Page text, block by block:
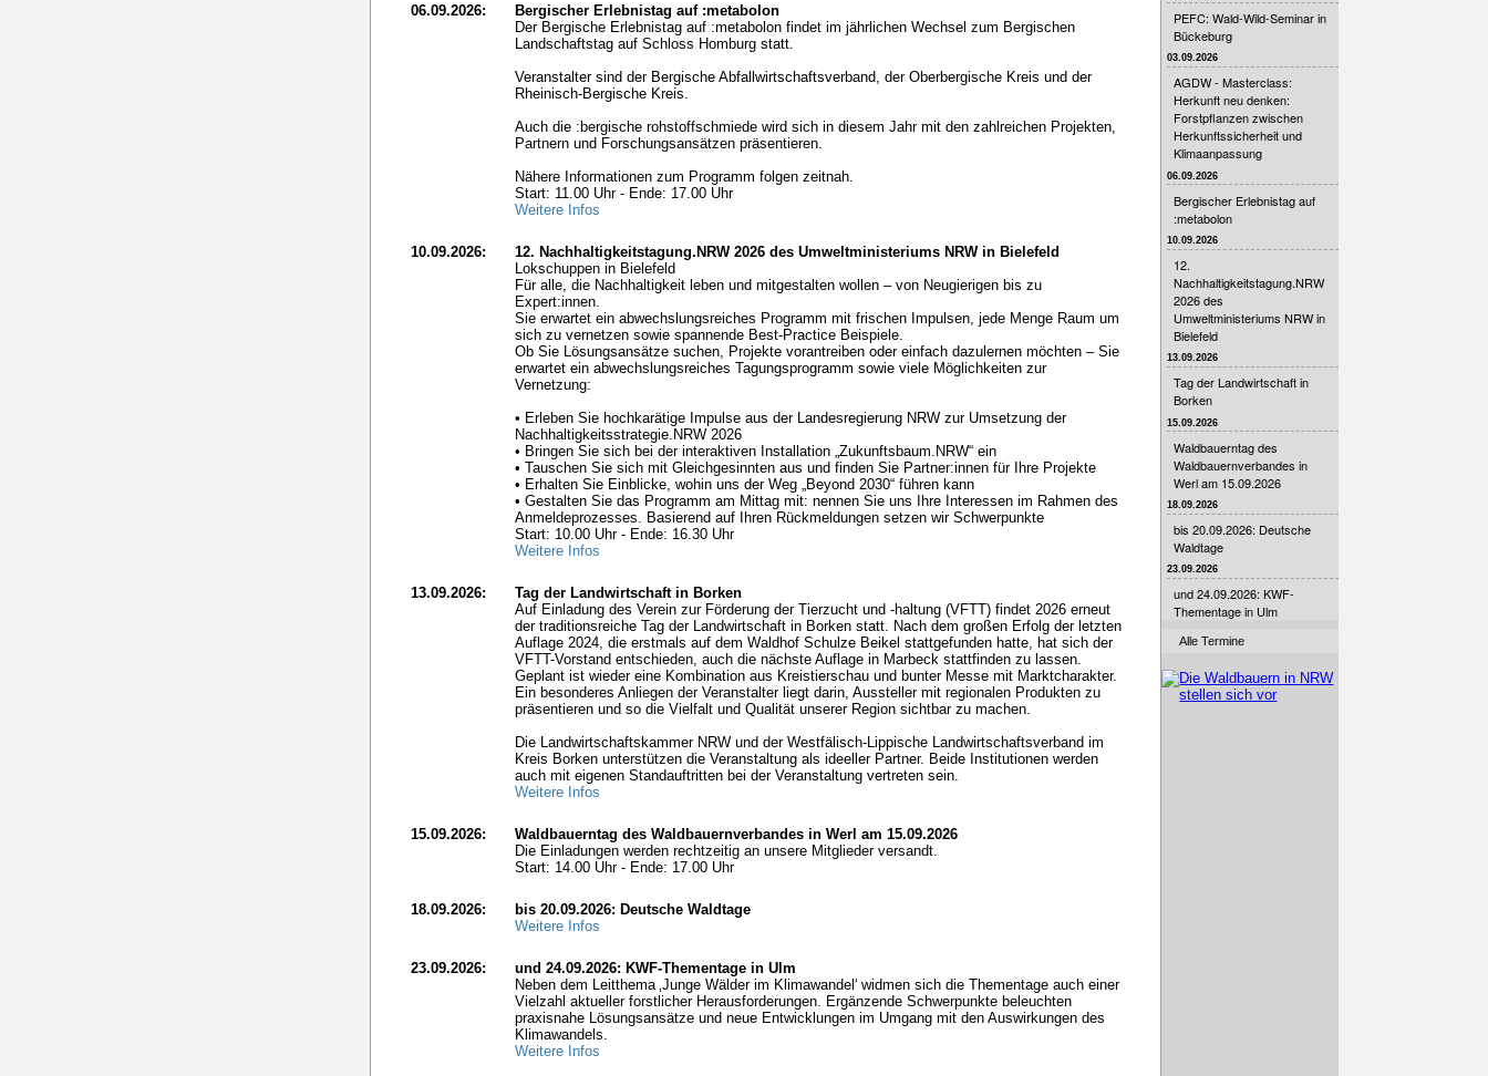
06.09.2026:
Bergischer Erlebnistag auf :metabolon
Der Bergische Erlebnistag auf :metabolon findet im jährlichen Wechsel zum Bergischen
Landschaftstag auf Schloss Homburg statt.
Veranstalter sind der Bergische Abfallwirtschaftsverband, der Oberbergische Kreis und der
Rheinisch-Bergische Kreis.
Auch die :bergische rohstoffschmiede wird sich in diesem Jahr mit den zahlreichen Projekten,
Partnern und Forschungsansätzen präsentieren.
Nähere Informationen zum Programm folgen zeitnah.
Start: 11.00 Uhr - Ende: 17.00 Uhr
Weitere Infos
10.09.2026:
12. Nachhaltigkeitstagung.NRW 2026 des Umweltministeriums NRW in Bielefeld
Lokschuppen in Bielefeld
Für alle, die Nachhaltigkeit leben und mitgestalten wollen – von Neugierigen bis zu
Expert:innen.
Sie erwartet ein abwechslungsreiches Programm mit frischen Impulsen, jede Menge Raum um
sich zu vernetzen sowie spannende Best-Practice Beispiele.
Ob Sie Lösungsansätze suchen, Projekte vorantreiben oder einfach dazulernen möchten – Sie
erwartet ein abwechslungsreiches Tagungsprogramm sowie viele Möglichkeiten zur
Vernetzung:
• Erleben Sie hochkarätige Impulse aus der Landesregierung NRW zur Umsetzung der
Nachhaltigkeitsstrategie.NRW 2026
• Bringen Sie sich bei der interaktiven Installation „Zukunftsbaum.NRW“ ein
• Tauschen Sie sich mit Gleichgesinnten aus und finden Sie Partner:innen für Ihre Projekte
• Erhalten Sie Einblicke, wohin uns der Weg „Beyond 2030“ führen kann
• Gestalten Sie das Programm am Mittag mit: nennen Sie uns Ihre Interessen im Rahmen des
Anmeldeprozesses. Basierend auf Ihren Rückmeldungen setzen wir Schwerpunkte
Start: 10.00 Uhr - Ende: 16.30 Uhr
Weitere Infos
13.09.2026:
Tag der Landwirtschaft in Borken
Auf Einladung des Verein zur Förderung der Tierzucht und -haltung (VFTT) findet 2026 erneut
der traditionsreiche Tag der Landwirtschaft in Borken statt. Nach dem großen Erfolg der letzten
Auflage 2024, die erstmals auf dem Waldhof Schulze Beikel stattgefunden hatte, hat sich der
VFTT-Vorstand entschieden, auch die nächste Auflage in Marbeck stattfinden zu lassen.
Geplant ist wieder eine Kombination aus Kreistierschau und bunter Messe mit Marktcharakter.
Ein besonderes Anliegen der Veranstalter liegt darin, Aussteller mit regionalen Produkten zu
präsentieren und so die Vielfalt und Qualität unserer Region sichtbar zu machen.
Die Landwirtschaftskammer NRW und der Westfälisch-Lippische Landwirtschaftsverband im
Kreis Borken unterstützen die Veranstaltung als ideeller Partner. Beide Institutionen werden
auch mit eigenen Standauftritten bei der Veranstaltung vertreten sein.
Weitere Infos
15.09.2026:
Waldbauerntag des Waldbauernverbandes in Werl am 15.09.2026
Die Einladungen werden rechtzeitig an unsere Mitglieder versandt.
Start: 14.00 Uhr - Ende: 17.00 Uhr
18.09.2026:
bis 20.09.2026: Deutsche Waldtage
Weitere Infos
23.09.2026:
und 24.09.2026: KWF-Thementage in Ulm
Neben dem Leitthema ‚Junge Wälder im Klimawandel‘ widmen sich die Thementage auch einer
Vielzahl aktueller forstlicher Herausforderungen. Ergänzende Schwerpunkte beleuchten
praxisnahe Lösungsansätze und neue Entwicklungen im Umgang mit den Auswirkungen des
Klimawandels.
Weitere Infos
PEFC: Wald-Wild-Seminar in
Bückeburg
03.09.2026
AGDW - Masterclass:
Herkunft neu denken:
Forstpflanzen zwischen
Herkunftssicherheit und
Klimaanpassung
06.09.2026
Bergischer Erlebnistag auf
:metabolon
10.09.2026
12.
Nachhaltigkeitstagung.NRW
2026 des
Umweltministeriums NRW in
Bielefeld
13.09.2026
Tag der Landwirtschaft in
Borken
15.09.2026
Waldbauerntag des
Waldbauernverbandes in
Werl am 15.09.2026
18.09.2026
bis 20.09.2026: Deutsche
Waldtage
23.09.2026
und 24.09.2026: KWF-
Thementage in Ulm
Alle Termine